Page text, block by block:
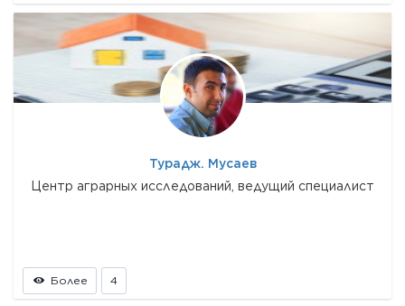
Турадж. Мусаев
Центр аграрных исследований, ведущий специалист
Более 4